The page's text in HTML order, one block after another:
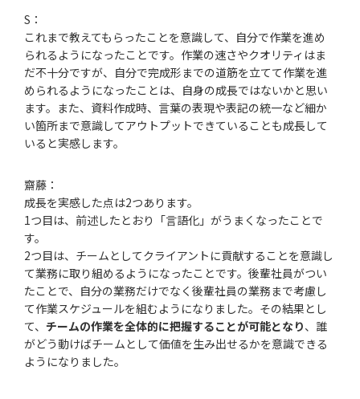
S：
これまで教えてもらったことを意識して、自分で作業を進め
られるようになったことです。作業の速さやクオリティはま
だ不十分ですが、自分で完成形までの道筋を立てて作業を進
められるようになったことは、自身の成長ではないかと思い
ます。また、資料作成時、言葉の表現や表記の統一など細か
い箇所まで意識してアウトプットできていることも成長して
いると実感します。
齋藤：
成長を実感した点は2つあります。
1つ目は、前述したとおり「言語化」がうまくなったことで
す。
2つ目は、チームとしてクライアントに貢献することを意識し
て業務に取り組めるようになったことです。後輩社員がつい
たことで、自分の業務だけでなく後輩社員の業務まで考慮し
て作業スケジュールを組むようになりました。その結果とし
て、 チームの作業を全体的に把握することが可能となり、誰
がどう動けばチームとして価値を生み出せるかを意識できる
ようになりました。